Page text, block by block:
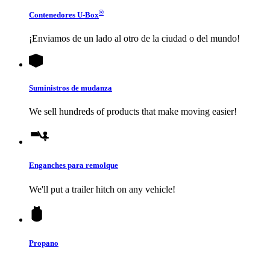
Contenedores U-Box®
¡Enviamos de un lado al otro de la ciudad o del mundo!
Suministros de mudanza
We sell hundreds of products that make moving easier!
Enganches para remolque
We'll put a trailer hitch on any vehicle!
Propano